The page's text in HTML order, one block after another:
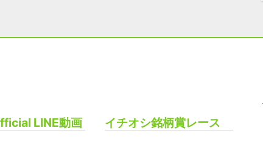
LINE動画 イチオシ銘柄賞レース